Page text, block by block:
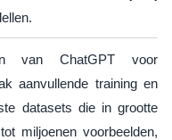
van ChatGPT voor
aanvullende training en
datasets die in grootte
miljoenen voorbeelden,